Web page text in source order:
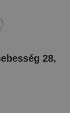
28,